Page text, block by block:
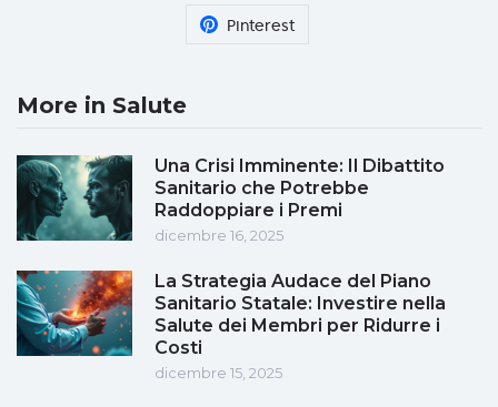
Pinterest
More in Salute
Una Crisi Imminente: Il Dibattito
Sanitario che Potrebbe
Raddoppiare i Premi
dicembre 16, 2025
La Strategia Audace del Piano
Sanitario Statale: Investire nella
Salute dei Membri per Ridurre i
Costi
dicembre 15, 2025